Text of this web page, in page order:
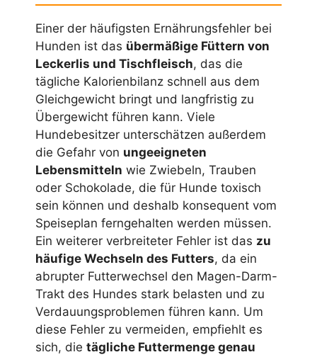
Einer der häufigsten Ernährungsfehler bei
Hunden ist das übermäßige Füttern von
Leckerlis und Tischfleisch, das die
tägliche Kalorienbilanz schnell aus dem
Gleichgewicht bringt und langfristig zu
Übergewicht führen kann. Viele
Hundebesitzer unterschätzen außerdem
die Gefahr von ungeeigneten
Lebensmitteln wie Zwiebeln, Trauben
oder Schokolade, die für Hunde toxisch
sein können und deshalb konsequent vom
Speiseplan ferngehalten werden müssen.
Ein weiterer verbreiteter Fehler ist das zu
häufige Wechseln des Futters, da ein
abrupter Futterwechsel den Magen-Darm-
Trakt des Hundes stark belasten und zu
Verdauungsproblemen führen kann. Um
diese Fehler zu vermeiden, empfiehlt es
sich, die tägliche Futtermenge genau